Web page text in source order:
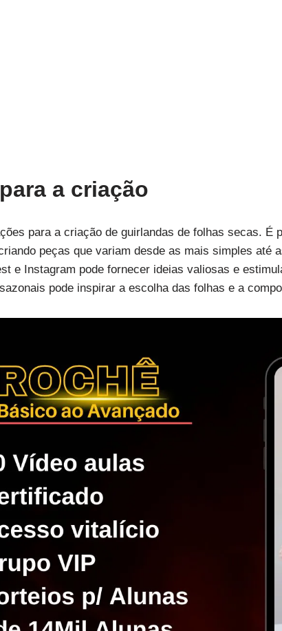
a criação
para a criação de guirlandas de folhas secas. É
peças que variam desde as mais simples até
e Instagram pode fornecer ideias valiosas e
pode inspirar a escolha das folhas e a